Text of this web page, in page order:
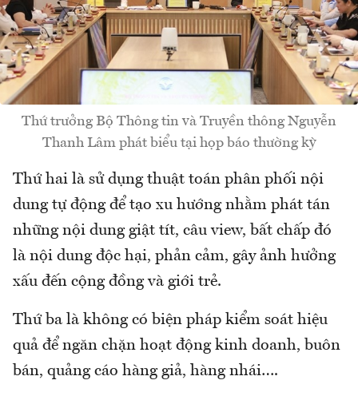
Thứ trưởng Bộ Thông tin và Truyền thông Nguyễn
Thanh Lâm phát biểu tại họp báo thường kỳ
Thứ hai là sử dụng thuật toán phân phối nội
dung tự động để tạo xu hướng nhằm phát tán
những nội dung giật tít, câu view, bất chấp đó
là nội dung độc hại, phản cảm, gây ảnh hưởng
xấu đến cộng đồng và giới trẻ.
Thứ ba là không có biện pháp kiểm soát hiệu
quả để ngăn chặn hoạt động kinh doanh, buôn
bán, quảng cáo hàng giả, hàng nhái….